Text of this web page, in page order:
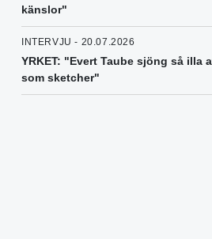
känslor"
INTERVJU - 20.07.2026
YRKET: "Evert Taube sjöng så illa
som sketcher"